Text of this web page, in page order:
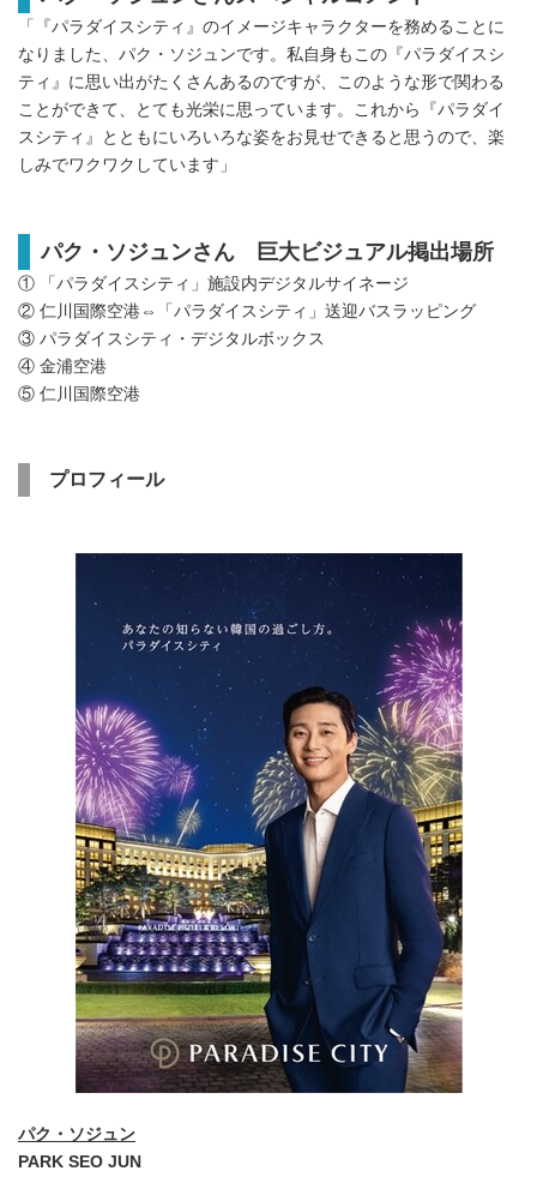
「『パラダイスシティ』のイメージキャラクターを務めることに
なりました、パク・ソジュンです。私自身もこの『パラダイスシ
ティ』に思い出がたくさんあるのですが、このような形で関わる
ことができて、とても光栄に思っています。これから『パラダイ
スシティ』とともにいろいろな姿をお見せできると思うので、楽
しみでワクワクしています」
パク・ソジュンさん 巨大ビジュアル掲出場所
① 「パラダイスシティ」施設内デジタルサイネージ
② 仁川国際空港⇔「パラダイスシティ」送迎バスラッピング
③ パラダイスシティ・デジタルボックス
④ 金浦空港
⑤ 仁川国際空港
プロフィール
パク・ソジュン
PARK SEO JUN